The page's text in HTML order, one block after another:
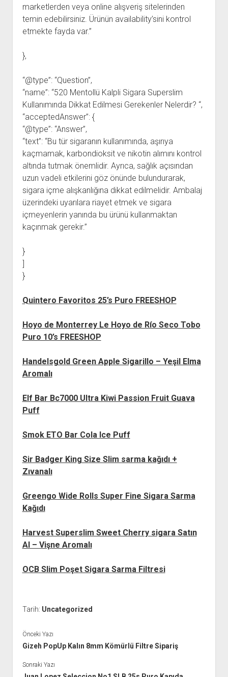
marketlerden veya online alışveriş sitelerinden
temin edebilirsiniz. Ürünün availability’sini kontrol
etmekte fayda var.”
},
“@type”: “Question”,
“name”: “520 Mentollü Kalpli Sigara Superslim
Kullanımında Dikkat Edilmesi Gerekenler Nelerdir? “,
“acceptedAnswer”: {
“@type”: “Answer”,
“text”: “Bu tür sigaranın kullanımında, aşırıya
kaçmamak, karbondioksit ve nikotin alımını kontrol
altında tutmak önemlidir. Ayrıca, sağlık açısından
uzun vadeli etkilerini göz önünde bulundurarak,
sigara içme alışkanlığına dikkat edilmelidir. Ambalaj
üzerindeki uyarılara riayet etmek ve sigara
içmeyenlerin yanında bu ürünü kullanmaktan
kaçınmak gerekir.”
}
]
}
Quintero Favoritos 25’s Puro FREESHOP
Hoyo de Monterrey Le Hoyo de Río Seco Tobo
Puro 10’s FREESHOP
Handelsgold Green Apple Sigarillo – Yeşil Elma
Aromalı
Elf Bar Bc7000 Ultra Kiwi Passion Fruit Guava
Puff
Smok ETO Bar Cola Ice Puff
Sir Badger King Size Slim sarma kağıdı +
Zıvanalı
Greengo Wide Rolls Super Fine Sigara Sarma
Kağıdı
Harvest Superslim Sweet Cherry sigara Satın
Al – Vişne Aromalı
OCB Slim Poşet Sigara Sarma Filtresi
Tarih: Uncategorized
Önceki Yazı
Gizeh PopUp Kalın 8mm Kömürlü Filtre Sipariş
Sonraki Yazı